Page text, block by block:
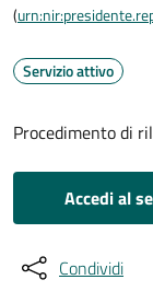
(
Servizio attivo
Procedimento di
Accedi al
Condividi